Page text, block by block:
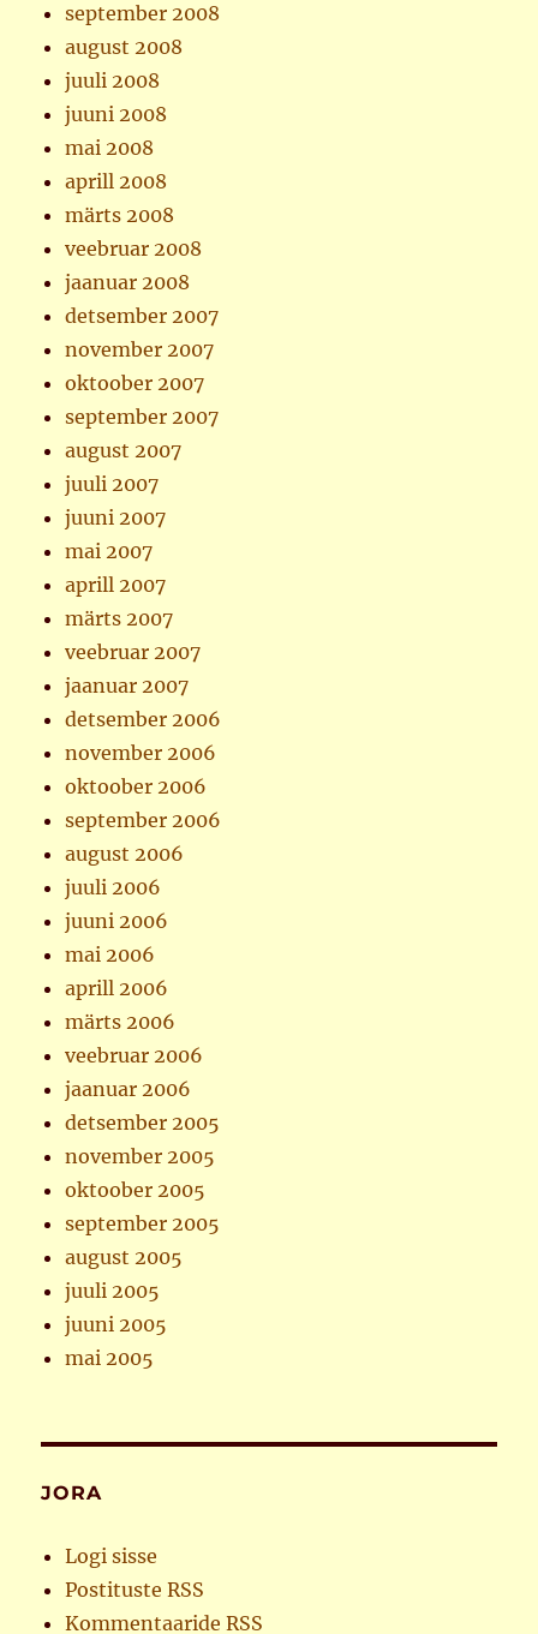
september 2008
august 2008
juuli 2008
juuni 2008
mai 2008
aprill 2008
märts 2008
veebruar 2008
jaanuar 2008
detsember 2007
november 2007
oktoober 2007
september 2007
august 2007
juuli 2007
juuni 2007
mai 2007
aprill 2007
märts 2007
veebruar 2007
jaanuar 2007
detsember 2006
november 2006
oktoober 2006
september 2006
august 2006
juuli 2006
juuni 2006
mai 2006
aprill 2006
märts 2006
veebruar 2006
jaanuar 2006
detsember 2005
november 2005
oktoober 2005
september 2005
august 2005
juuli 2005
juuni 2005
mai 2005
JORA
Logi sisse
Postituste RSS
Kommentaaride RSS